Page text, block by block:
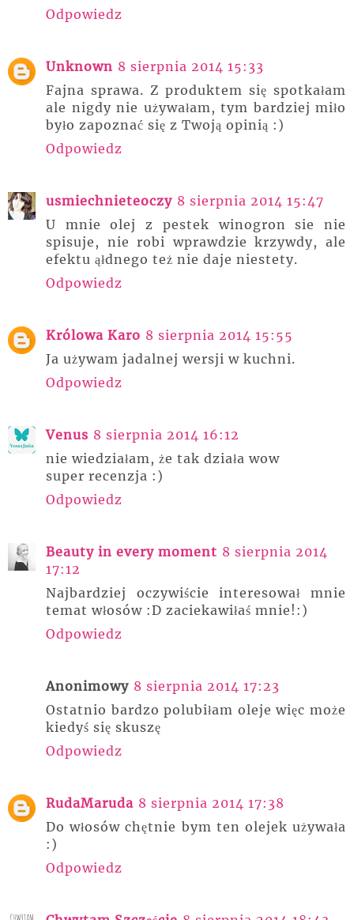
Odpowiedz
Unknown 8 sierpnia 2014 15:33
Fajna sprawa. Z produktem się spotkałam
ale nigdy nie używałam, tym bardziej miło
było zapoznać się z Twoją opinią :)
Odpowiedz
usmiechnieteoczy 8 sierpnia 2014 15:47
U mnie olej z pestek winogron sie nie
spisuje, nie robi wprawdzie krzywdy, ale
efektu ąłdnego też nie daje niestety.
Odpowiedz
Królowa Karo 8 sierpnia 2014 15:55
Ja używam jadalnej wersji w kuchni.
Odpowiedz
Venus 8 sierpnia 2014 16:12
nie wiedziałam, że tak działa wow
super recenzja :)
Odpowiedz
Beauty in every moment 8 sierpnia 2014
17:12
Najbardziej oczywiście interesował mnie
temat włosów :D zaciekawiłaś mnie!:)
Odpowiedz
Anonimowy 8 sierpnia 2014 17:23
Ostatnio bardzo polubiłam oleje więc może
kiedyś się skuszę
Odpowiedz
RudaMaruda 8 sierpnia 2014 17:38
Do włosów chętnie bym ten olejek używała
:)
Odpowiedz